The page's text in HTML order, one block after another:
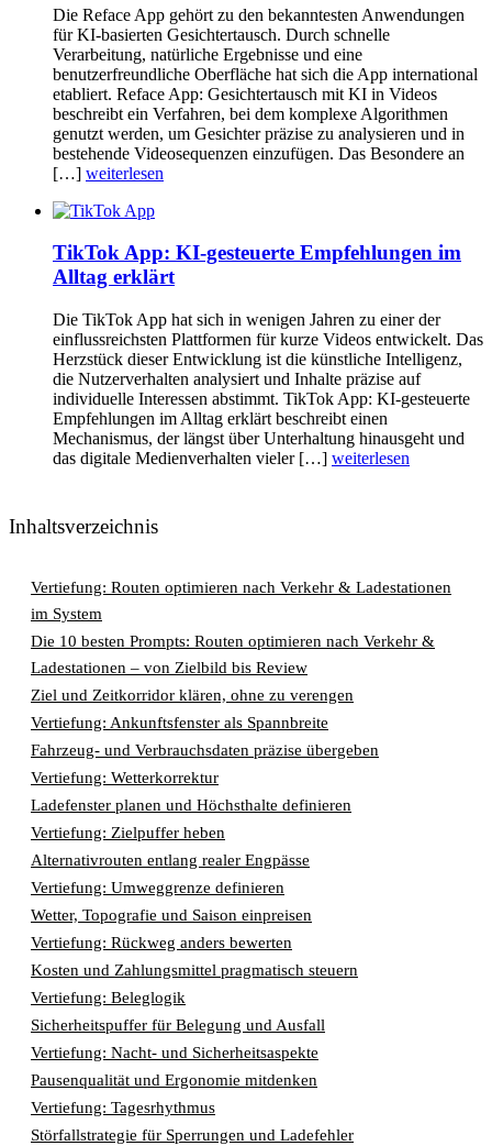
Die Reface App gehört zu den bekanntesten Anwendungen
für KI-basierten Gesichtertausch. Durch schnelle
Verarbeitung, natürliche Ergebnisse und eine
benutzerfreundliche Oberfläche hat sich die App international
etabliert. Reface App: Gesichtertausch mit KI in Videos
beschreibt ein Verfahren, bei dem komplexe Algorithmen
genutzt werden, um Gesichter präzise zu analysieren und in
bestehende Videosequenzen einzufügen. Das Besondere an
[…] weiterlesen
TikTok App: KI-gesteuerte Empfehlungen im
Alltag erklärt
Die TikTok App hat sich in wenigen Jahren zu einer der
einflussreichsten Plattformen für kurze Videos entwickelt. Das
Herzstück dieser Entwicklung ist die künstliche Intelligenz,
die Nutzerverhalten analysiert und Inhalte präzise auf
individuelle Interessen abstimmt. TikTok App: KI-gesteuerte
Empfehlungen im Alltag erklärt beschreibt einen
Mechanismus, der längst über Unterhaltung hinausgeht und
das digitale Medienverhalten vieler […] weiterlesen
Inhaltsverzeichnis
Vertiefung: Routen optimieren nach Verkehr & Ladestationen
im System
Die 10 besten Prompts: Routen optimieren nach Verkehr &
Ladestationen – von Zielbild bis Review
Ziel und Zeitkorridor klären, ohne zu verengen
Vertiefung: Ankunftsfenster als Spannbreite
Fahrzeug- und Verbrauchsdaten präzise übergeben
Vertiefung: Wetterkorrektur
Ladefenster planen und Höchsthalte definieren
Vertiefung: Zielpuffer heben
Alternativrouten entlang realer Engpässe
Vertiefung: Umweggrenze definieren
Wetter, Topografie und Saison einpreisen
Vertiefung: Rückweg anders bewerten
Kosten und Zahlungsmittel pragmatisch steuern
Vertiefung: Beleglogik
Sicherheitspuffer für Belegung und Ausfall
Vertiefung: Nacht- und Sicherheitsaspekte
Pausenqualität und Ergonomie mitdenken
Vertiefung: Tagesrhythmus
Störfallstrategie für Sperrungen und Ladefehler